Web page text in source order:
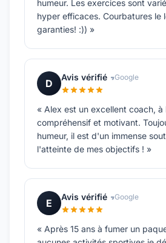
humeur. Les exercices sont
hyper efficaces. Courbatures le
garanties! :)) »
D
Avis vérifié Google
« Alex est un excellent coach, à
compréhensif et motivant.
humeur, il est d'un immense
l'atteinte de mes objectifs ! »
E
Avis vérifié Google
« Après 15 ans à fumer un